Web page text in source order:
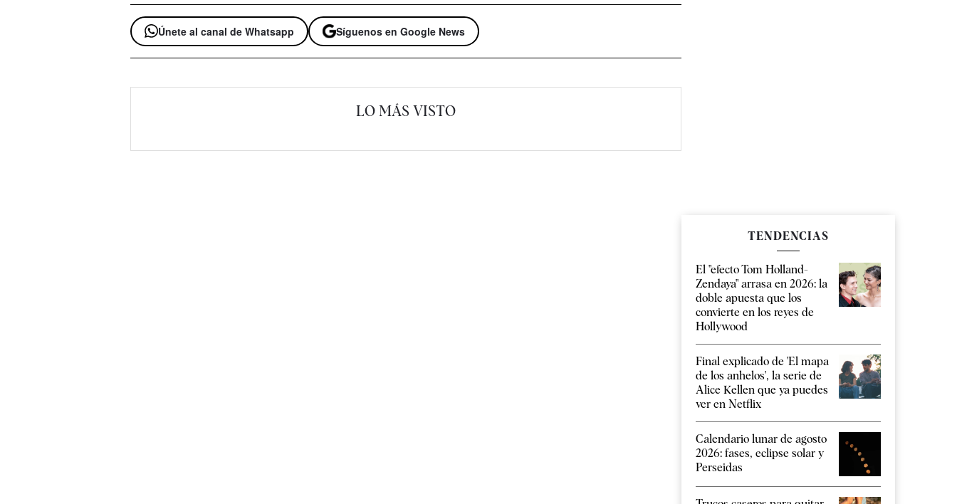
Únete al canal de Whatsapp Síguenos en Google News
LO MÁS VISTO
TENDENCIAS
El "efecto Tom Holland-
Zendaya" arrasa en 2026: la
doble apuesta que los
convierte en los reyes de
Hollywood
Final explicado de 'El mapa
de los anhelos', la serie de
Alice Kellen que ya puedes
ver en Netflix
Calendario lunar de agosto
2026: fases, eclipse solar y
Perseidas